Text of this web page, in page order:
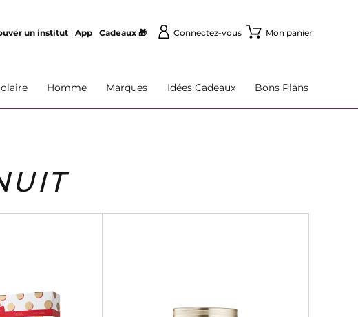
un institut App Cadeaux 🎁 Connectez-vous Mon panier
Homme Marques Idées Cadeaux Bons Plans